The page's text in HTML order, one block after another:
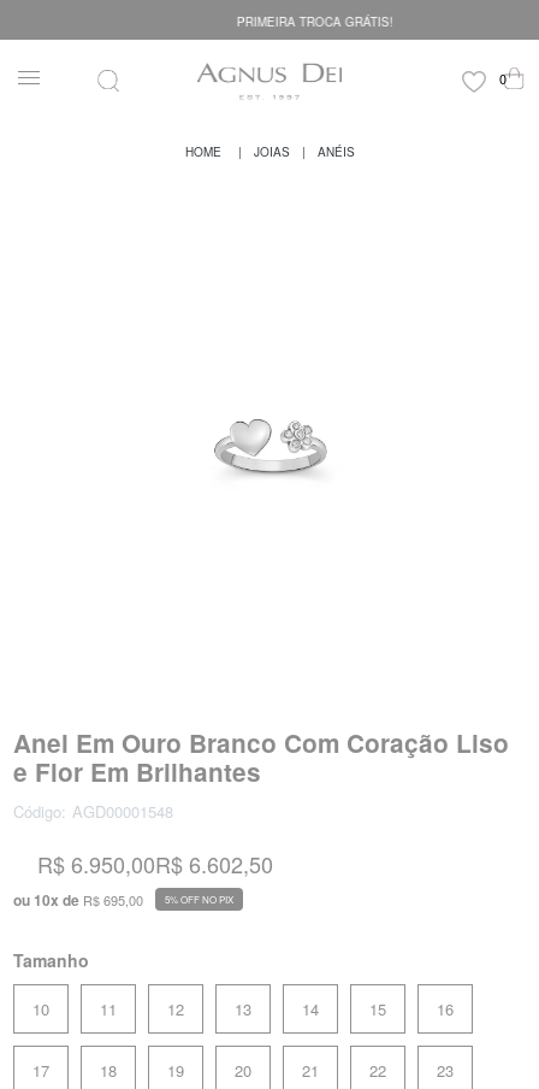
PRIMEIRA TROCA GRÁTIS!
JOIAS ANÉIS
Anel Em Ouro Branco Com Coração Liso
e Flor Em Brilhantes
Código: AGD00001548
R$ 6.950,00
ou 10x de R$ 695,00
R$ 6.602,50
5% OFF NO PIX
Tamanho
10 11 12 13 14 15 16
17 18 19 20 21 22 23